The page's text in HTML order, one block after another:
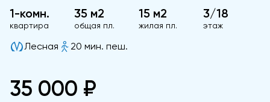
1-комн.
квартира
35 м2
общая пл.
15 м2
жилая пл.
3/18
этаж
Лесная 20 мин. пеш.
35 000 ₽